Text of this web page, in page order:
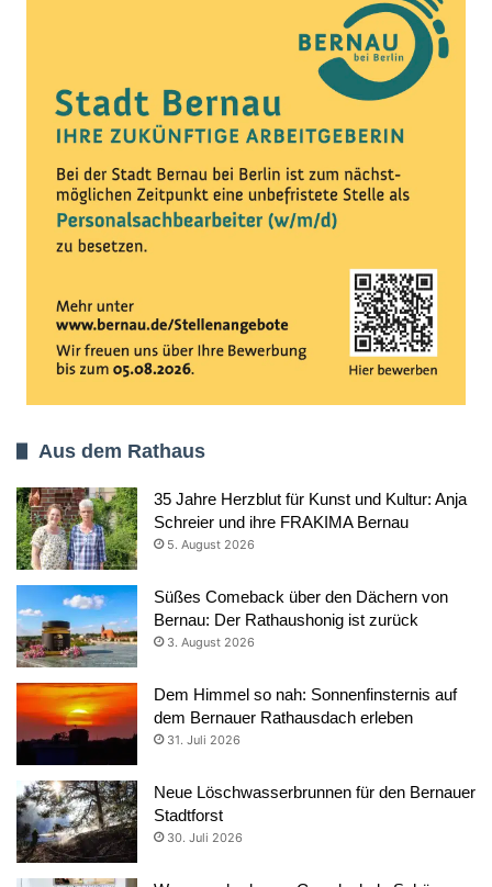
Aus dem Rathaus
35 Jahre Herzblut für Kunst und Kultur: Anja
Schreier und ihre FRAKIMA Bernau
5. August 2026
Süßes Comeback über den Dächern von
Bernau: Der Rathaushonig ist zurück
3. August 2026
Dem Himmel so nah: Sonnenfinsternis auf
dem Bernauer Rathausdach erleben
31. Juli 2026
Neue Löschwasserbrunnen für den Bernauer
Stadtforst
30. Juli 2026